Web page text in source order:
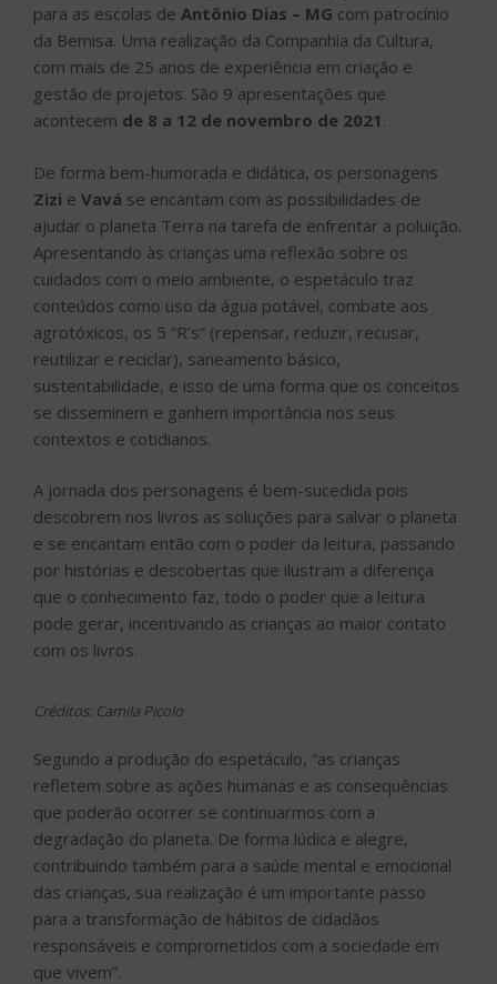
para as escolas de Antônio Dias – MG com patrocínio
da Bemisa. Uma realização da Companhia da Cultura,
com mais de 25 anos de experiência em criação e
gestão de projetos. São 9 apresentações que
acontecem de 8 a 12 de novembro de 2021 .
De forma bem-humorada e didática, os personagens
Zizi e Vavá se encantam com as possibilidades de
ajudar o planeta Terra na tarefa de enfrentar a poluição.
Apresentando às crianças uma reflexão sobre os
cuidados com o meio ambiente, o espetáculo traz
conteúdos como uso da água potável, combate aos
agrotóxicos, os 5 “R’s” (repensar, reduzir, recusar,
reutilizar e reciclar), saneamento básico,
sustentabilidade, e isso de uma forma que os conceitos
se disseminem e ganhem importância nos seus
contextos e cotidianos.
A jornada dos personagens é bem-sucedida pois
descobrem nos livros as soluções para salvar o planeta
e se encantam então com o poder da leitura, passando
por histórias e descobertas que ilustram a diferença
que o conhecimento faz, todo o poder que a leitura
pode gerar, incentivando as crianças ao maior contato
com os livros.
Créditos: Camila Picolo
Segundo a produção do espetáculo, “as crianças
refletem sobre as ações humanas e as consequências
que poderão ocorrer se continuarmos com a
degradação do planeta. De forma lúdica e alegre,
contribuindo também para a saúde mental e emocional
das crianças, sua realização é um importante passo
para a transformação de hábitos de cidadãos
responsáveis e comprometidos com a sociedade em
que vivem”.